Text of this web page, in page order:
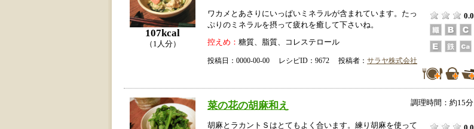
107kcal
（1人分）
ワカメとあさりにいっぱいミネラルが含まれています。たっ
ぷりのミネラルを摂って疲れを癒して下さいね。
0.0
控えめ： 糖質、脂質、コレステロール
投稿日：0000-00-00 レシピID：9672 投稿者： サラヤ株式会社
菜の花の胡麻和え 調理時間：約15分
胡麻とラカントＳはとてもよく合います。練り胡麻を使って